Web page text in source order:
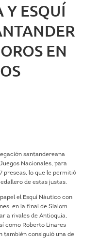
Y ESQUÍ
EN
santandereana
Nacionales, para
preseas, lo que le permitió
de estas justas.
el Esquí Náutico con
en la final de Slalom
a rivales de Antioquia,
como Roberto Linares
también consiguió una de